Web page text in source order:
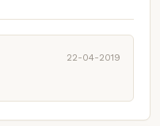
22-04-2019